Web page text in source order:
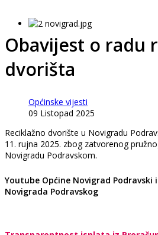
Obavijest o radu
dvorišta
Općinske vijesti
09 Listopad 2025
Reciklažno dvorište u Novigradu
11. rujna 2025. zbog zatvorenog
Novigradu Podravskom.
Youtube Općine Novigrad Podravski
Novigrada Podravskog